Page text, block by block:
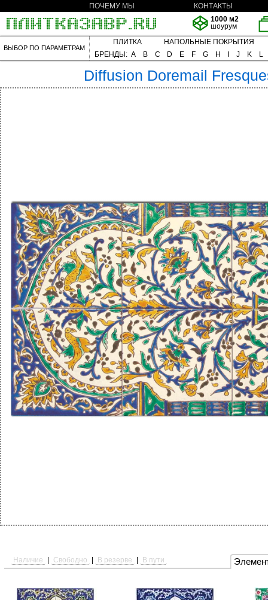
ПОЧЕМУ МЫ
КОНТАКТЫ
1000 м2
шоурум
ВЫБОР ПО ПАРАМЕТРАМ
ПЛИТКА
НАПОЛЬНЫЕ ПОКРЫТИЯ
БРЕНДЫ: A B C D E F G H J K L
Diffusion Doremail
Наличие Свободно В резерве В пути